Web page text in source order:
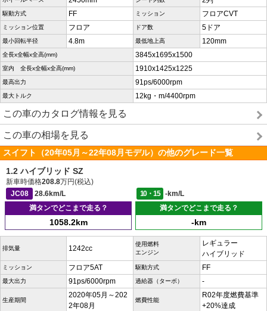
駆動方式 FF ミッション フロアCVT
ミッション位置 フロア ドア数 5ドア
最小回転半径 4.8m 最低地上高 120mm
全長x全幅x全高(mm) 3845x1695x1500
室内 全長x全幅x全高(mm) 1910x1425x1225
最高出力 91ps/6000rpm
最大トルク 12kg・m/4400rpm
この車のカタログ情報を見る
この車の相場を見る
スイフト（20年05月～22年08月モデル）の他のグレード一覧
1.2 ハイブリッド SZ
新車時価格208.8万円(税込)
JC08
28.6km/L 10・15
-km/L
満タンでどこまで走る？
1058.2km
満タンでどこまで走る？
-km
排気量 1242cc
使用燃料
エンジン
レギュラー
ハイブリッド
ミッション フロア5AT 駆動方式 FF
最大出力 91ps/6000rpm 過給器（ターボ） -
生産期間
2020年05月～202
2年08月
燃費性能
R02年度燃費基準
+20%達成